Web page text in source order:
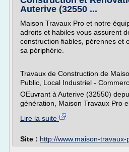
Auterive (32550 ...
Maison Travaux Pro et notre
adroits et habiles vous assurent
construction fiables, pérennes et
sa périphérie.
Travaux de Construction de
Public, Local Industriel -
OEuvrant à Auterive (32550)
génération, Maison Travaux Pro
Lire la suite
Site : http://www.maison-travaux-